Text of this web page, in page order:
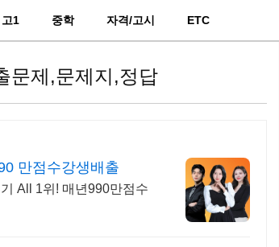
고1 중학 자격/고시 ETC
문제,문제지,정답
만점수강생배출
All 1위! 매년990만점수